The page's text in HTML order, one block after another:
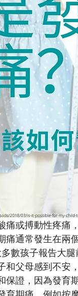
或搏動性疼痛
痛通常發生在兩
數孩子報告大
和父母感到不安
證，因為發育